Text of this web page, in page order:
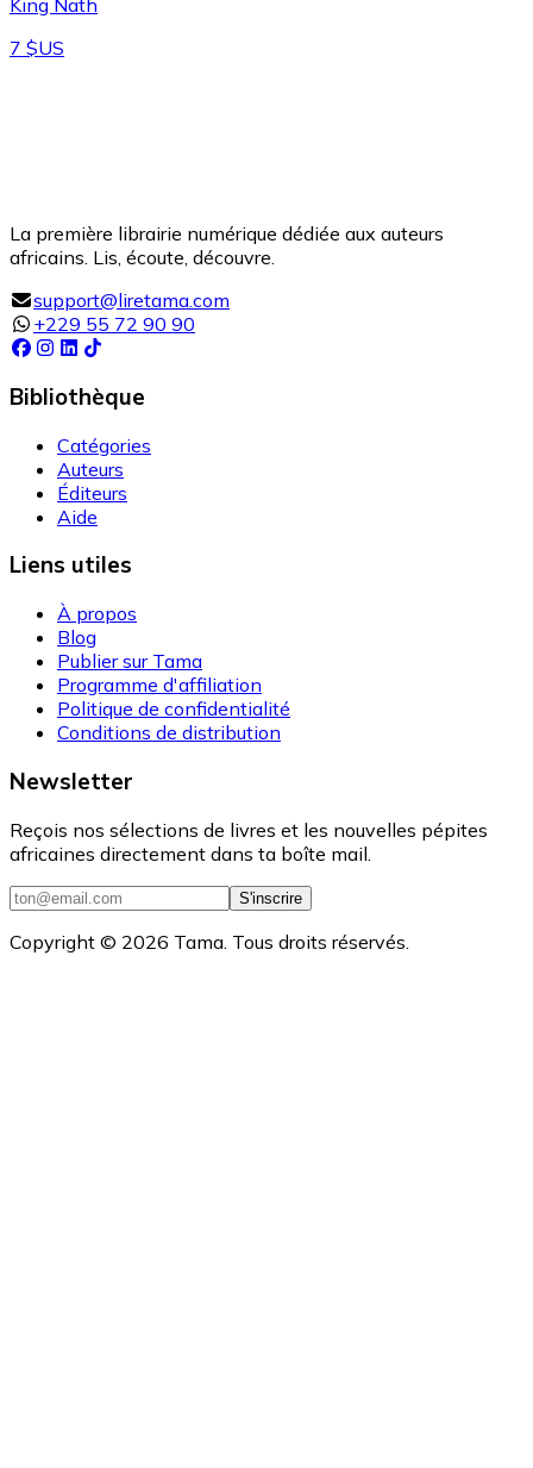
King Nath
7 $US
La première librairie numérique dédiée aux auteurs
africains. Lis, écoute, découvre.
support@liretama.com
+229 55 72 90 90
Bibliothèque
Catégories
Auteurs
Éditeurs
Aide
Liens utiles
À propos
Blog
Publier sur Tama
Programme d'affiliation
Politique de confidentialité
Conditions de distribution
Newsletter
Reçois nos sélections de livres et les nouvelles pépites
africaines directement dans ta boîte mail.
S'inscrire
Copyright © 2026 Tama. Tous droits réservés.